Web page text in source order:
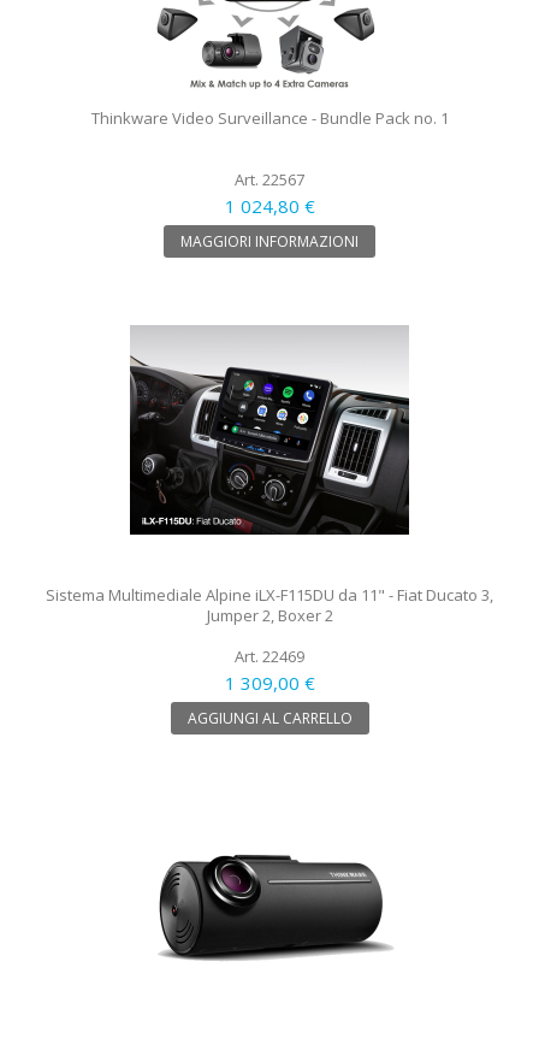
Thinkware Video Surveillance - Bundle Pack no. 1
Art. 22567
1 024,80 €
MAGGIORI INFORMAZIONI
Sistema Multimediale Alpine iLX-F115DU da 11" - Fiat Ducato 3,
Jumper 2, Boxer 2
Art. 22469
1 309,00 €
AGGIUNGI AL CARRELLO